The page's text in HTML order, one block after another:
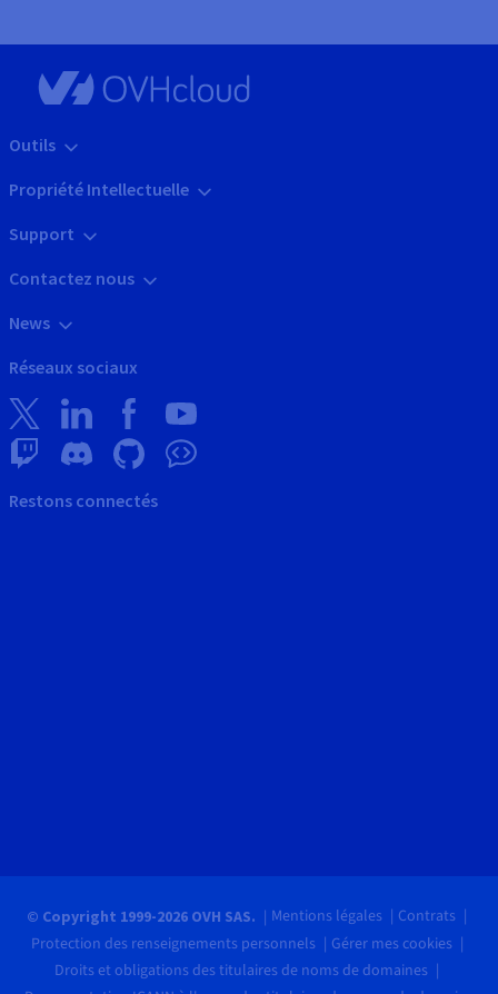
Outils
Propriété Intellectuelle
Support
Contactez nous
News
Réseaux sociaux
Restons connectés
© Copyright 1999-2026 OVH SAS. Mentions légales
Contrats
Protection des renseignements personnels
Gérer mes cookies
Droits et obligations des titulaires de noms de domaines